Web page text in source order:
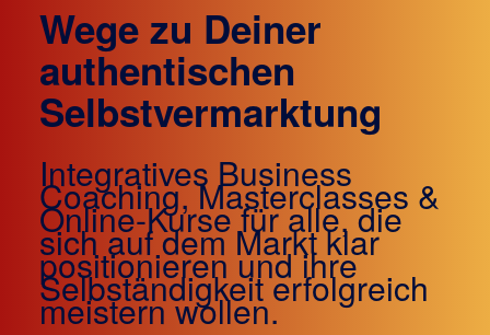
Wege zu Deiner
authentischen
Selbstvermarktung
Integratives Business
Coaching, Masterclasses &
Online-Kurse für alle, die
sich auf dem Markt klar
positionieren und ihre
Selbständigkeit erfolgreich
meistern wollen.